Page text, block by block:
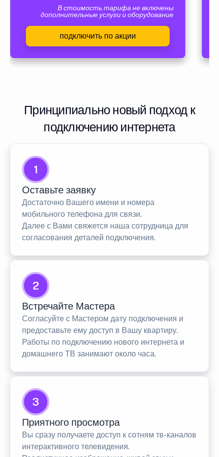
В стоимость тарифа не включены
дополнительные услуги и оборудование
подключить по акции
Принципиально новый подход к
подключению интернета
1
Оставьте заявку
Достаточно Вашего имени и номера
мобильного телефона для связи.
Далее с Вами свяжется наша сотрудница для
согласования деталей подключения.
2
Встречайте Мастера
Согласуйте с Мастером дату подключения и
предоставьте ему доступ в Вашу квартиру.
Работы по подключению нового интернета и
домашнего ТВ занимают около часа.
3
Приятного просмотра
Вы сразу получаете доступ к сотням тв-каналов
интерактивного телевидения.